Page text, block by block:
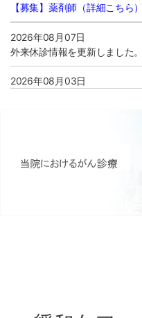
【募集】 薬剤師（詳細こちら）
2026年08月07日
外来休診情報を更新しました
2026年08月03日
report Vol.61）
個人情報保護に関する利用
医療安全管理指針（2026年3